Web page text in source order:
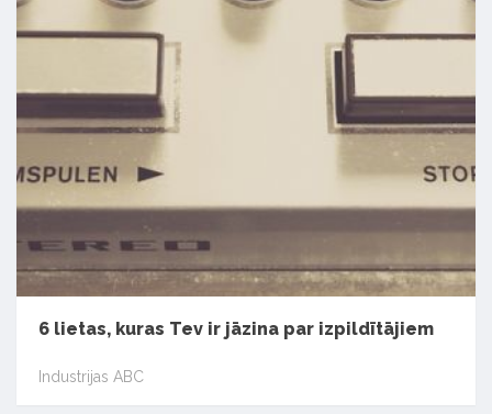
6 lietas, kuras Tev ir jāzina par izpildītājiem
Industrijas ABC